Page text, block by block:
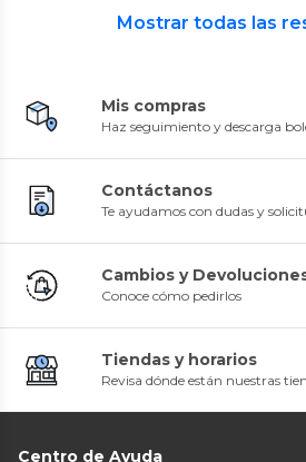
Mostrar todas las
Mis compras
Haz seguimiento y descarga
Contáctanos
Te ayudamos con dudas y
Cambios y
Conoce cómo pedirlos
Tiendas y horarios
Revisa dónde están nuestras
Centro de Ayuda